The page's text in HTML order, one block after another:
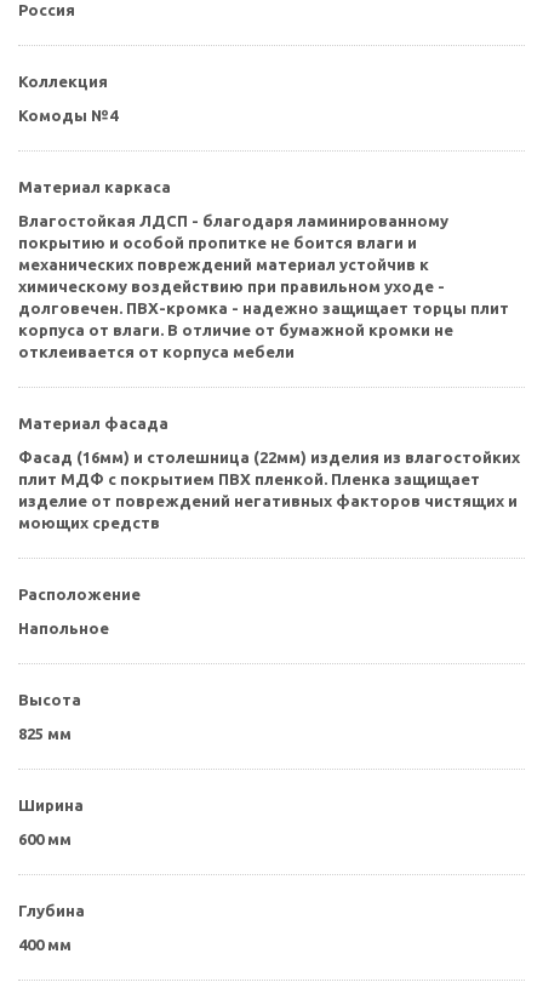
Россия
Коллекция
Комоды №4
Материал каркаса
Влагостойкая ЛДСП - благодаря ламинированному
покрытию и особой пропитке не боится влаги и
механических повреждений материал устойчив к
химическому воздействию при правильном уходе -
долговечен. ПВХ-кромка - надежно защищает торцы плит
корпуса от влаги. В отличие от бумажной кромки не
отклеивается от корпуса мебели
Материал фасада
Фасад (16мм) и столешница (22мм) изделия из влагостойких
плит МДФ с покрытием ПВХ пленкой. Пленка защищает
изделие от повреждений негативных факторов чистящих и
моющих средств
Расположение
Напольное
Высота
825 мм
Ширина
600 мм
Глубина
400 мм